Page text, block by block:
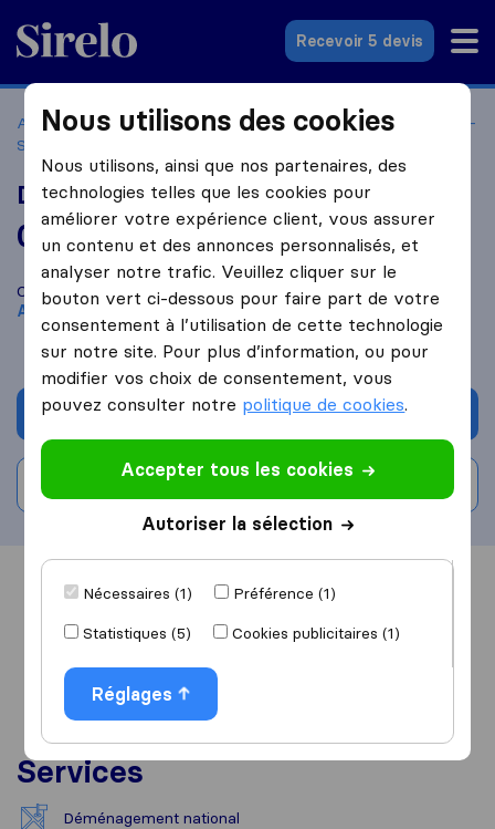
Sirelo.fr
Recevoir 5 devis
Accueil Déménageurs France
Déménageurs Asnières-sur-
Seine
Dem Ecotrans
0,0 basé sur0
avis Sirelo et Google
i
Comparez Dem Ecotrans avec d'autresdéménageursà
Asnières Sur Seine
Demander un devis
Rédiger un avis
Vue d'ensemble Avis
Services
Déménagement national
Nous utilisons des cookies
Nous utilisons, ainsi que nos partenaires, des
technologies telles que les cookies pour
améliorer votre expérience client, vous assurer
un contenu et des annonces personnalisés, et
analyser notre trafic. Veuillez cliquer sur le
bouton vert ci-dessous pour faire part de votre
consentement à l’utilisation de cette technologie
sur notre site. Pour plus d’information, ou pour
modifier vos choix de consentement, vous
pouvez consulter notre politique de cookies.
Accepter tous les cookies
Autoriser la sélection
Nécessaires (1)
Préférence (1)
Statistiques (5)
Cookies publicitaires (1)
Réglages